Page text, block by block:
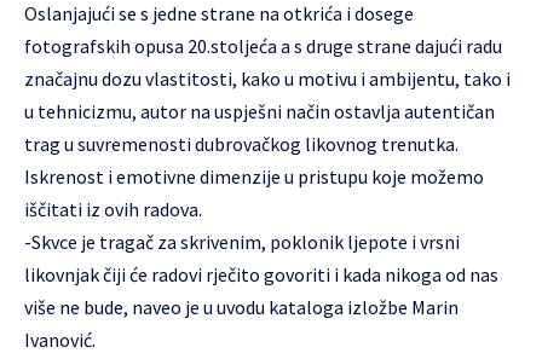
Oslanjajući se s jedne strane na otkrića i dosege
fotografskih opusa 20.stoljeća a s druge strane dajući radu
značajnu dozu vlastitosti, kako u motivu i ambijentu, tako i
u tehnicizmu, autor na uspješni način ostavlja autentičan
trag u suvremenosti dubrovačkog likovnog trenutka.
Iskrenost i emotivne dimenzije u pristupu koje možemo
iščitati iz ovih radova.
-Skvce je tragač za skrivenim, poklonik ljepote i vrsni
likovnjak čiji će radovi rječito govoriti i kada nikoga od nas
više ne bude, naveo je u uvodu kataloga izložbe Marin
Ivanović.